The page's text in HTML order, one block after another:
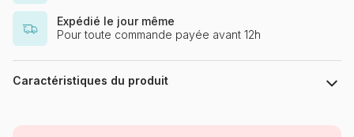
Expédié le jour même
Pour toute commande payée avant 12h
Caractéristiques du produit